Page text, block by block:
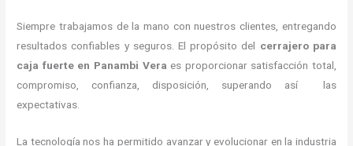
Siempre trabajamos de la mano con nuestros clientes, entregando
resultados confiables y seguros. El propósito del cerrajero para
caja fuerteen Panambi Vera es proporcionar satisfacción total,
compromiso, confianza, disposición, superando así las
expectativas.
La tecnología nos ha permitido avanzar y evolucionar en la industria